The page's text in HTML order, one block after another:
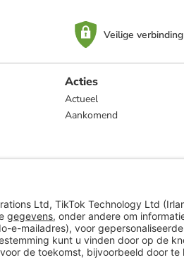
Veilige verbinding
Acties
Actueel
Aankomend